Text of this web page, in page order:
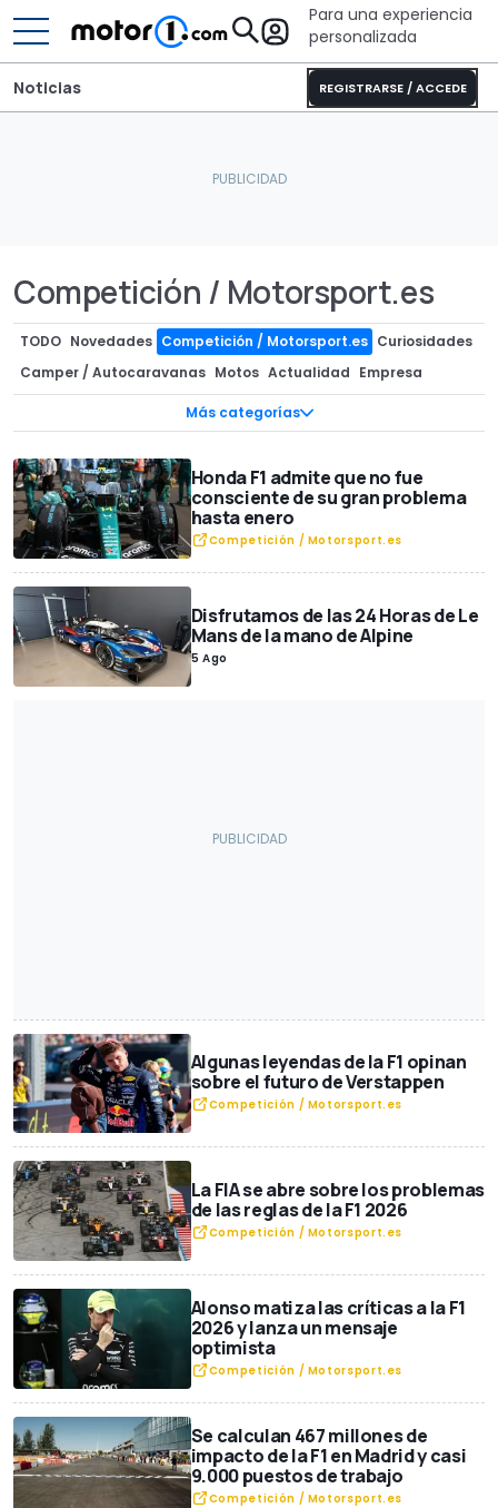
Para una experiencia
personalizada
REGISTRARSE / ACCEDE
Noticias
Competición / Motorsport.es
Más categorías
TODO Novedades Competición / Motorsport.es Curiosidades
Camper / Autocaravanas Motos Actualidad Empresa
Componentes / Preparaciones
Ofertas Recreaciones Diseño InsideEVs Clásicos
Concept Cars Precios
Ediciones especiales Fotos espía Rumores Entrevistas
Restyling Lifestyle Seguridad vial / Movilidad
Juguetes / Maquetas Esports y videojuegos
Coches autónomos Carreras de aceleración
Vehículos comerciales Premios Récords
Comunicados Motor1.com Medidas de coches
Honda F1 admite que no fue
consciente de su gran problema
hasta enero
Competición / Motorsport.es
Disfrutamos de las 24 Horas de Le
Mans de la mano de Alpine
5 Ago
Algunas leyendas de la F1 opinan
sobre el futuro de Verstappen
Competición / Motorsport.es
La FIA se abre sobre los problemas
de las reglas de la F1 2026
Competición / Motorsport.es
Alonso matiza las críticas a la F1
2026 y lanza un mensaje
optimista
Competición / Motorsport.es
Se calculan 467 millones de
impacto de la F1 en Madrid y casi
9.000 puestos de trabajo
Competición / Motorsport.es